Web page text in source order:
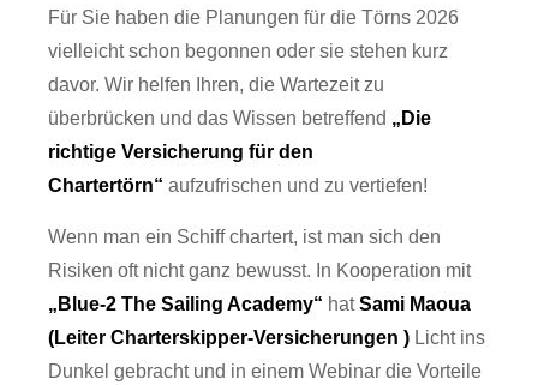
Für Sie haben die Planungen für die Törns 2026
vielleicht schon begonnen oder sie stehen kurz
davor. Wir helfen Ihren, die Wartezeit zu
überbrücken und das Wissen betreffend „Die
richtige Versicherung für den
Chartertörn“ aufzufrischen und zu vertiefen!
Wenn man ein Schiff chartert, ist man sich den
Risiken oft nicht ganz bewusst. In Kooperation mit
„Blue-2 The Sailing Academy“ hatSami Maoua
(Leiter Charterskipper-Versicherungen ) Licht ins
Dunkel gebracht und in einem Webinar die Vorteile